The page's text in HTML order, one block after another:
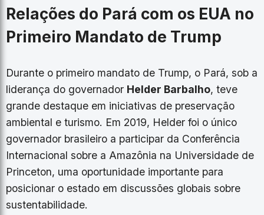
Relações do Pará com os EUA no
Primeiro Mandato de Trump
Durante o primeiro mandato de Trump, o Pará, sob a
liderança do governador Helder Barbalho, teve
grande destaque em iniciativas de preservação
ambiental e turismo. Em 2019, Helder foi o único
governador brasileiro a participar da Conferência
Internacional sobre a Amazônia na Universidade de
Princeton, uma oportunidade importante para
posicionar o estado em discussões globais sobre
sustentabilidade.